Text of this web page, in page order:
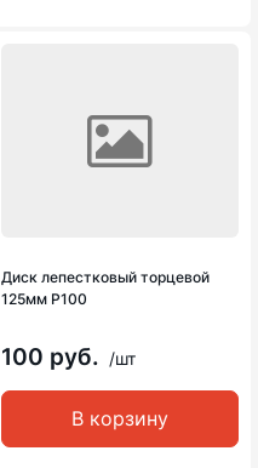
Диск лепестковый торцевой
125мм Р100
100 руб. /шт
В корзину